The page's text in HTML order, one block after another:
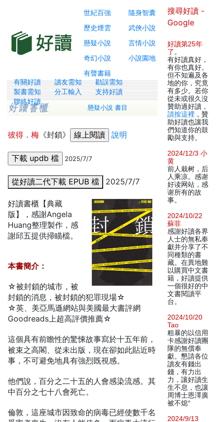
世紀百強
隨身智囊
歷史煙雲
武俠小說
懸疑小說
言情小說
奇幻小說
小說園地
有聲書籍
有關好讀 讀友需知
勘誤需知
製書需知
分工輸入
支持好讀
聯絡好讀
懸疑小說 書目
彼得．梅 《封鎖》 說明
2025/7/7
從好讀二代下載 EPUB 檔 2025/7/7
好讀書櫃【典藏
版】，感謝Angela
Huang整理製作，感
謝邱五提供掃瞄檔。
本書簡介：
☆被封鎖的城市，被
封鎖的消息，被封鎖的犯罪現場☆
☆英、美亞馬遜網站與美國最大書評網
Goodreads上超高評價推薦☆
這個具有前瞻性的驚悚故事寫於十五年前，
被束之高閣、從未出版，現在卻如此貼近時
事，不可避免地具有強烈既視感。
他們說，百分之二十五的人會感染流感。其
中百分之七十八會死亡。
倫敦，這座城市因致命的病毒已經使數千名
搜尋好讀 -
Google
好讀第25年
了 。
有好讀真好，
有你也真好。
但不知遍及各
地的你，究竟
有多少。若你
從未或很久沒
贊助過好讀，
請按這裡 ，贊
助好讀也讓我
們知道你的鼓
勵與支持。
2024/12/3 小
黄
前人栽树，后
人乘凉。感谢
好读网站，感
谢所有的故
事。
2024/10/22
蘇菲
感謝好讀各界
人士的無私奉
獻并分享了不
同種類的書
藏。在異地難
以購買中文書
籍，好讀提供
一個很好的中
文書閱讀平
台。
2024/10/20
Tao
粗暴的以信用
卡感謝好讀團
隊的無償奉
獻。懇請各位
讀友有錢出
錢，有力出
力，讓好讀生
生不息，也讓
周博士恩澤廣
被不熄°
2024/9/13